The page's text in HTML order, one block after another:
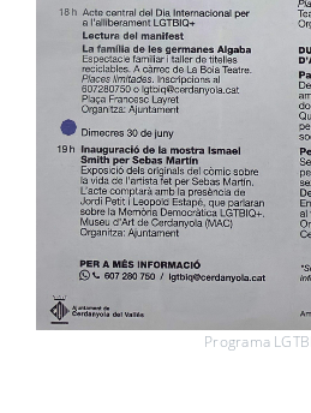
Programa